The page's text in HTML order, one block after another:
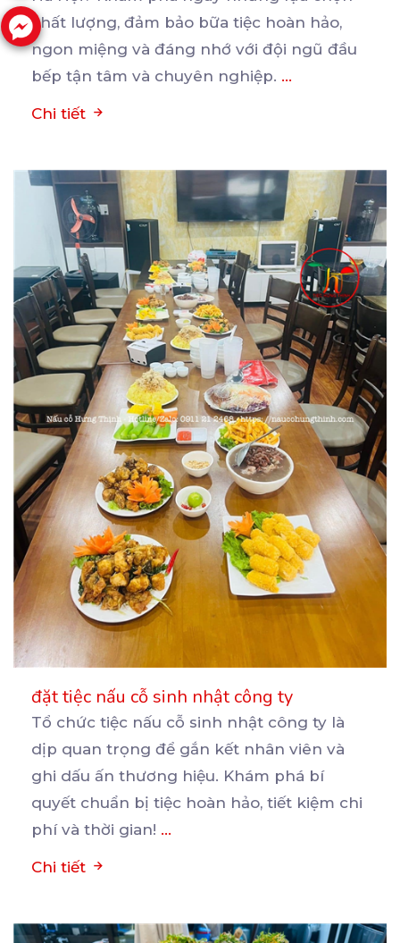
chất lượng, đảm bảo bữa tiệc hoàn hảo,
ngon miệng và đáng nhớ với đội ngũ đầu
bếp tận tâm và chuyên nghiệp. ...
Chi tiết
đặt tiệc nấu cỗ sinh nhật công ty
Tổ chức tiệc nấu cỗ sinh nhật công ty là
dịp quan trọng để gắn kết nhân viên và
ghi dấu ấn thương hiệu. Khám phá bí
quyết chuẩn bị tiệc hoàn hảo, tiết kiệm chi
phí và thời gian! ...
Chi tiết